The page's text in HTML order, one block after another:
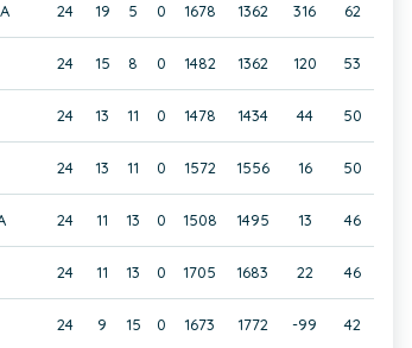
24 19 5 0 1678 1362 316 62
24 15 8 0 1482 1362 120 53
24 13 11 0 1478 1434 44 50
24 13 11 0 1572 1556 16 50
24 11 13 0 1508 1495 13 46
24 11 13 0 1705 1683 22 46
24 9 15 0 1673 1772 -99 42